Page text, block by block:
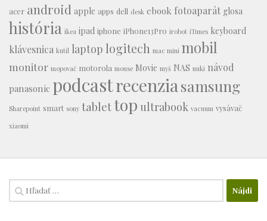
acer android apple apps dell desk ebook fotoaparát glosa
história ikea ipad iphone iPhone13Pro irobot iTunes keyboard
klávesnica kutil laptop logitech mac mini mobil
monitor mopovač motorola mouse Movie myš NAS nuki návod
panasonic podcastrecenziasamsung
Sharepoint smart sony tablettop ultrabook vacuum vysávač
xiaomi
Hľadať: